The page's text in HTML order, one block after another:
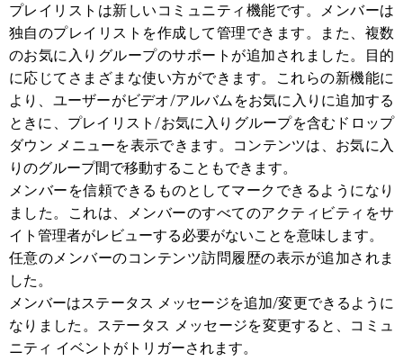
プレイリストは新しいコミュニティ機能です。メンバーは
独自のプレイリストを作成して管理できます。また、複数
のお気に入りグループのサポートが追加されました。目的
に応じてさまざまな使い方ができます。これらの新機能に
より、ユーザーがビデオ/アルバムをお気に入りに追加する
ときに、プレイリスト/お気に入りグループを含むドロップ
ダウン メニューを表示できます。コンテンツは、お気に入
りのグループ間で移動することもできます。
メンバーを信頼できるものとしてマークできるようになり
ました。これは、メンバーのすべてのアクティビティをサ
イト管理者がレビューする必要がないことを意味します。
任意のメンバーのコンテンツ訪問履歴の表示が追加されま
した。
メンバーはステータス メッセージを追加/変更できるように
なりました。ステータス メッセージを変更すると、コミュ
ニティ イベントがトリガーされます。